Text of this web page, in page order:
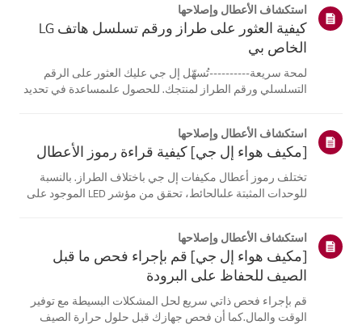
استكشاف الأعطال وإصلاحها
كيفية العثور على طراز ورقم تسلسل هاتف LG
الخاص بي
لمحة سريعة----------تُسهّل إل جي عليك العثور على الرقم
التسلسلي ورقم الطراز لمنتجك. للحصول علىمساعدة في تحديد
تختلف الصور أو ا...
استكشاف الأعطال وإصلاحها
[مكيف هواء إل جي] كيفية قراءة رموز الأعطال
تختلف رموز أعطال مكيفات إل جي باختلاف الطراز. بالنسبة
للوحدات المثبتة علىالحائط، تحقق من مؤشر LED الموجود على
الرموز.كيفية ...
استكشاف الأعطال وإصلاحها
[مكيف هواء إل جي] قم بإجراء فحص ما قبل
الصيف للحفاظ على البرودة
قم بإجراء فحص ذاتي سريع لحل المشكلات البسيطة مع توفير
الوقت والمال.كما أن فحص جهازك قبل حلول حرارة الصيف